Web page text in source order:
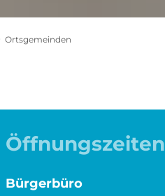
Ortsgemeinden
Öffnungszeiten
Bürgerbüro